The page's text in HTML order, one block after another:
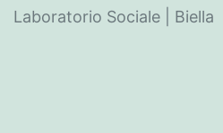
Laboratorio Sociale | Biella